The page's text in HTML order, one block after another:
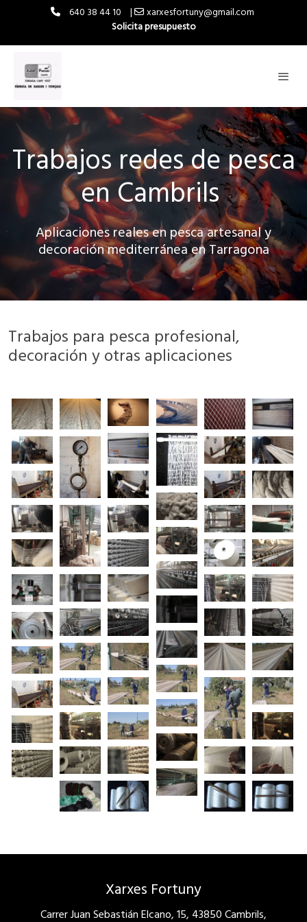
640 38 44 10 |
xarxesfortuny@gmail.com
Solicita presupuesto
Trabajos redes de pesca
en Cambrils
Aplicaciones reales en pesca artesanal y
decoración mediterránea en Tarragona
Trabajos para pesca profesional,
decoración y otras aplicaciones
Xarxes Fortuny
Carrer Juan Sebastián Elcano, 15, 43850 Cambrils,